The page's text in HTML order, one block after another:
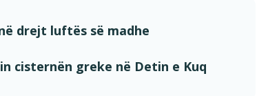
drejt luftës së madhe
cisternën greke në Detin e Kuq
Dita e 70-të e protestës, qytetarët
nisin...